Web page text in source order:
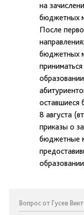
на
бюджетных
После
бюджетных
оставшиеся
8 августа
приказы о
бюджетные
Вопрос от Гусев